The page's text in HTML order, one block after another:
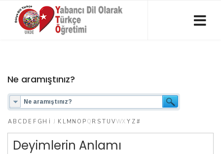
Ne aramıştınız?
A B C D E F G H I J K L M N O P Q R S T U VWX Y Z #
Deyimlerin Anlamı